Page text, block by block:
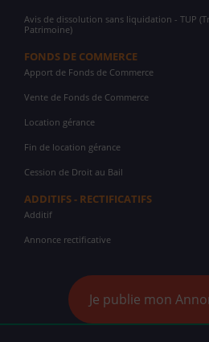
Avis de dissolution sans liquidation - TUP
Patrimoine)
FONDS DE COMMERCE
Apport de Fonds de Commerce
Vente de Fonds de Commerce
Location gérance
Fin de location gérance
Cession de Droit au Bail
ADDITIFS - RECTIFICATIFS
Additif
Annonce rectificative
Je publie mon